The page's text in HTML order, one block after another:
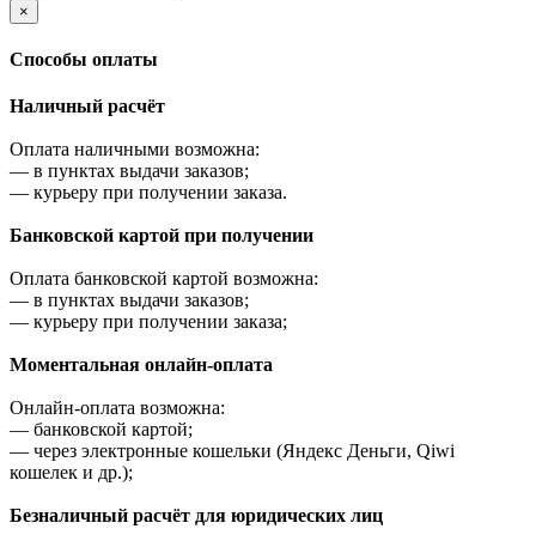
×
Cпособы оплаты
Наличный расчёт
Оплата наличными возможна:
— в пунктах выдачи заказов;
— курьеру при получении заказа.
Банковской картой при получении
Оплата банковской картой возможна:
— в пунктах выдачи заказов;
— курьеру при получении заказа;
Моментальная онлайн-оплата
Онлайн-оплата возможна:
— банковской картой;
— через электронные кошельки (Яндекс Деньги, Qiwi
кошелек и др.);
Безналичный расчёт для юридических лиц